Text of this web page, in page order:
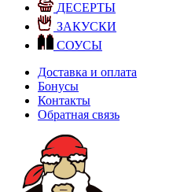
ДЕСЕРТЫ
ЗАКУСКИ
СОУСЫ
Доставка и оплата
Бонусы
Контакты
Обратная связь